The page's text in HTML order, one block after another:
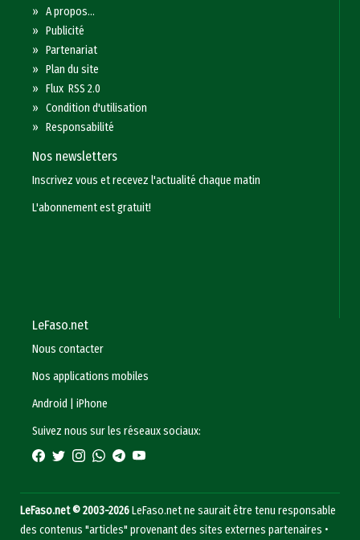
»A propos...
»Publicité
»Partenariat
»Plan du site
»Flux RSS 2.0
»Condition d'utilisation
»Responsabilité
Nos newsletters
Inscrivez vous et recevez l'actualité chaque matin
L'abonnement est gratuit!
LeFaso.net
Nous contacter
Nos applications mobiles
Android
|iPhone
Suivez nous sur les réseaux sociaux:
LeFaso.net © 2003-2026LeFaso.net ne saurait être tenu responsable
des contenus "articles" provenant des sites externes partenaires •